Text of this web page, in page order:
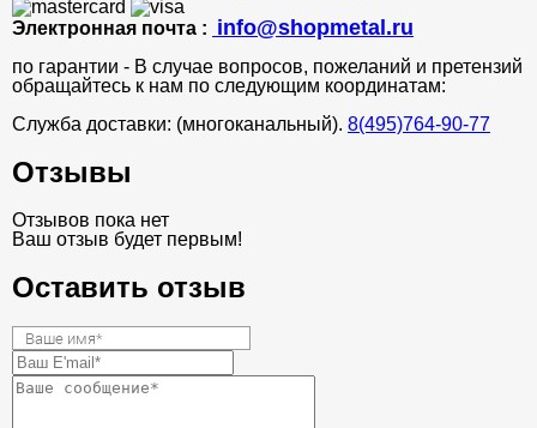
Электронная почта : info@shopmetal.ru
по гарантии - В случае вопросов, пожеланий и претензий
обращайтесь к нам по следующим координатам:
Служба доставки: (многоканальный). 8(495)764-90-77
Отзывы
Отзывов пока нет
Ваш отзыв будет первым!
Оставить отзыв